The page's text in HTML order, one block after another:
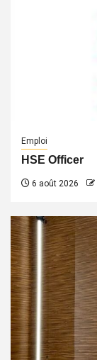
Emploi
HSE Officer
6 août 2026